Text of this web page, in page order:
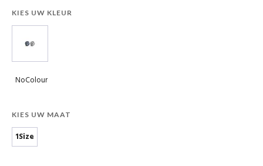
KIES UW KLEUR
NoColour
KIES UW MAAT
1Size